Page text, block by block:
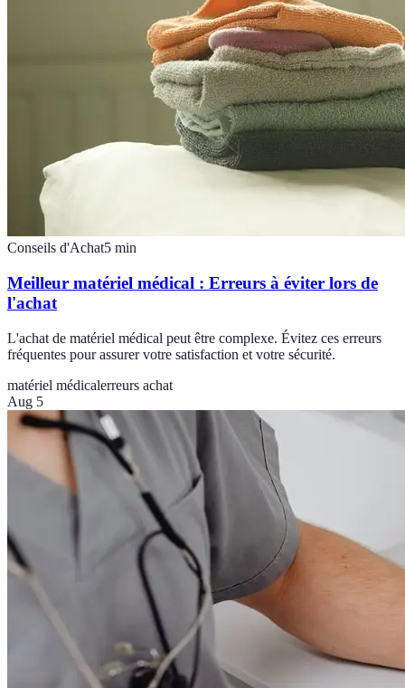
Conseils d'Achat5 min
Meilleur matériel médical : Erreurs à éviter lors de
l'achat
L'achat de matériel médical peut être complexe. Évitez ces erreurs
fréquentes pour assurer votre satisfaction et votre sécurité.
matériel médicalerreurs achat
Aug 5